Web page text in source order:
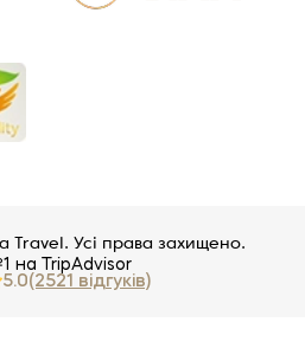
Travel. Усі права захищено.
на TripAdvisor
5.0(2521 відгуків)